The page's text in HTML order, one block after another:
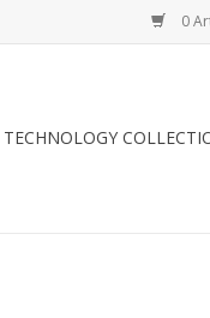
0
TECHNOLOGY